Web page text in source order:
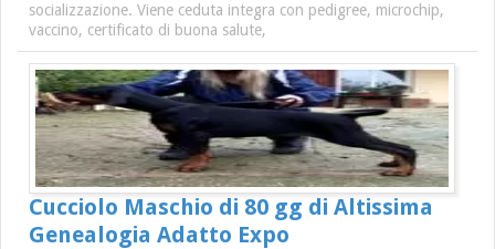
socializzazione. Viene ceduta integra con pedigree, microchip,
vaccino, certificato di buona salute,
Cucciolo Maschio di 80 gg di Altissima
Genealogia Adatto Expo